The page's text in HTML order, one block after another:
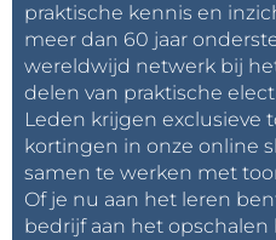
praktische kennis en
meer dan 60 jaar
wereldwijd netwerk bij
delen van praktische
Leden krijgen exclusieve
kortingen in onze online
samen te werken met
Of je nu aan het leren
bedrijf aan het